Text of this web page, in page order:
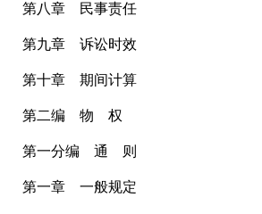
第八章 民事责任
第九章 诉讼时效
第十章 期间计算
第二编 物 权
第一分编 通 则
第一章 一般规定